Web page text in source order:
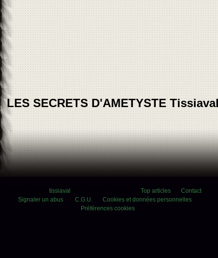
LES SECRETS D'AMETYSTE
tissiaval Top articles
Contact
Signaler un abus
C.G.U.
Cookies et données personnelles
Préférences cookies